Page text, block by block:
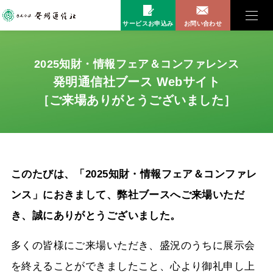
サービスお申込み お問い合わせ
2025知財・情報フェア＆コンファレンス
発明通信社ブース Webサイト
［ご来場ありがとうございました］
このたびは、「2025知財・情報フェア＆コンファレ
ンス」におきまして、弊社ブースへご来場いただ
き、誠にありがとうございました。
多くの皆様にご来場いただき、盛況のうちに展示会
を終えることができましたこと、心より御礼申し上